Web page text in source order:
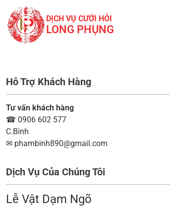
DỊCH VỤ CƯỚI HỎI
LONG PHỤNG
Hỗ Trợ Khách Hàng
Tư vấn khách hàng
☎ 0906 602 577
C.Bình
✉ phambinh890@gmail.com
Dịch Vụ Của Chúng Tôi
Lễ Vật Dạm Ngõ